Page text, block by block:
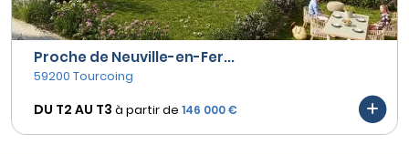
Proche de Neuville-en-Fer...
59200 Tourcoing
DU T2 AU T3 à partir de 146 000 €